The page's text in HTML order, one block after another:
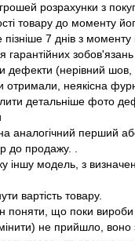
розрахунки з
товару до моменту
7 днів з моменту
зобов'язань
дефекти (нерівний шов,
отримали, неякісна
детальніше фото
аналогічний перший
до продажу. .
іншу модель, з
вартість товару.
поняти, що поки вироби
не прийшло, воно